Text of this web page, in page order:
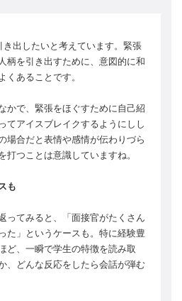
出したいと考えています。緊張
柄を引き出すために、意図的に和
くあることです。
かで、緊張をほぐすために自己紹
てアイスブレイクするようにしし
場合だと表情や感情が伝わりづら
打つことは意識していますね。
も
ってみると、「面接官がたくさん
た」というケースも。特に経験豊
ど、一瞬で学生の特徴を読み取
、どんな反応をしたら会話が弾む